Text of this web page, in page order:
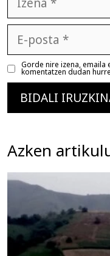
posta
Gorde nire izena, emaila
komentatzen dudan
Azken